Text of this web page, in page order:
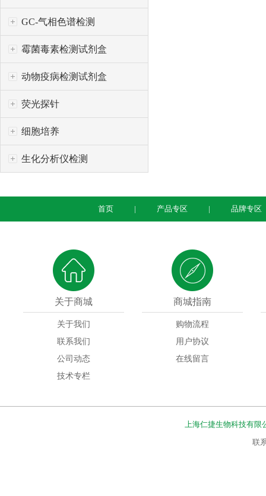
GC-气相色谱检测
霉菌毒素检测试剂盒
动物疫病检测试剂盒
荧光探针
细胞培养
生化分析仪检测
首页 产品专区 品牌专区
关于商城
关于我们
联系我们
公司动态
技术专栏
商城指南
购物流程
用户协议
在线留言
上海仁捷生物科技有限
联